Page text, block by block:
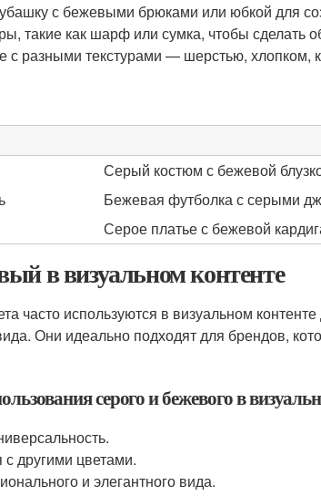
с бежевыми брюками или юбкой для
такие как шарф или сумка, чтобы сделать
с разными текстурами — шерстью, хлопком,
Серый костюм с бежевой
Бежевая футболка с серыми
Серое платье с бежевой
в визуальном контенте
часто используются в визуальном
Они идеально подходят для брендов,
серого и бежевого в
с другими цветами.
и элегантного вида.